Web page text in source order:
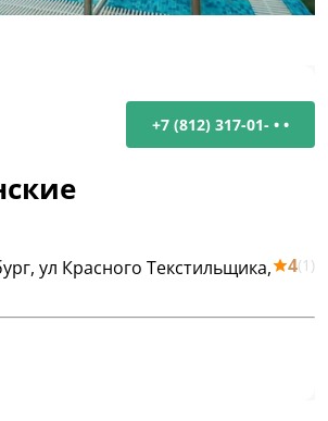
+7 (812) 317-01- • •
ул Красного Текстильщика,
4(1 )